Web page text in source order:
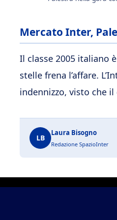
Mercato Inter,
Il classe 2005 italiano
stelle frena l’affare.
indennizzo, visto che
LB
Laura Bisogno
Redazione SpazioInter